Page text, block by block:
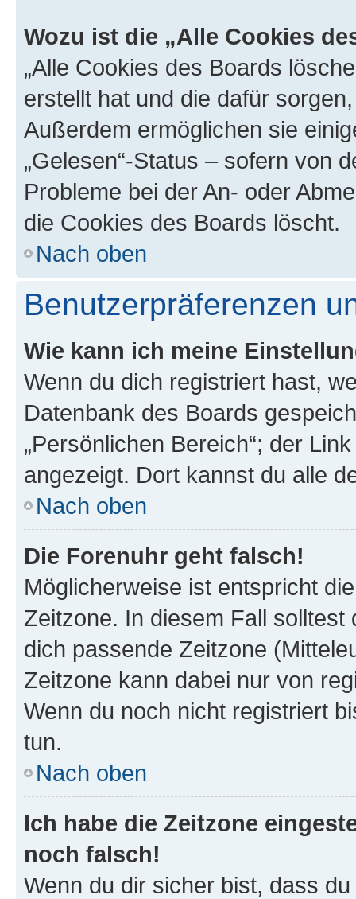
Wozu ist die „Alle Cookies
„Alle Cookies des Boards
erstellt hat und die dafür
Außerdem ermöglichen sie
„Gelesen“-Status – sofern von
Probleme bei der An- oder
die Cookies des Boards löscht.
Nach oben
Benutzerpräferenzen
Wie kann ich meine
Wenn du dich registriert hast,
Datenbank des Boards
„Persönlichen Bereich“; der
angezeigt. Dort kannst du alle
Nach oben
Die Forenuhr geht falsch!
Möglicherweise ist entspricht
Zeitzone. In diesem Fall solltest
dich passende Zeitzone
Zeitzone kann dabei nur von
Wenn du noch nicht registriert
tun.
Nach oben
Ich habe die Zeitzone
noch falsch!
Wenn du dir sicher bist, dass